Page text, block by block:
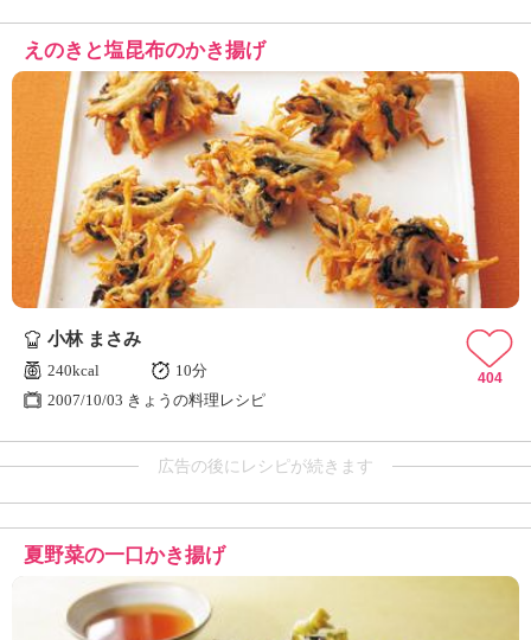
えのきと塩昆布のかき揚げ
小林 まさみ
240kcal
10分
2007/10/03 きょうの料理レシピ
404
広告の後にレシピが続きます
夏野菜の一口かき揚げ